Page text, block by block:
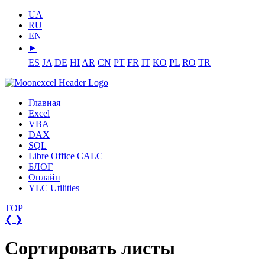
UA
RU
EN
⯈
ES JA DE HI AR CN PT FR IT KO PL RO TR
Главная
Excel
VBA
DAX
SQL
Libre Office CALC
БЛОГ
Онлайн
YLC Utilities
TOP
❮ ❯
Сортировать листы